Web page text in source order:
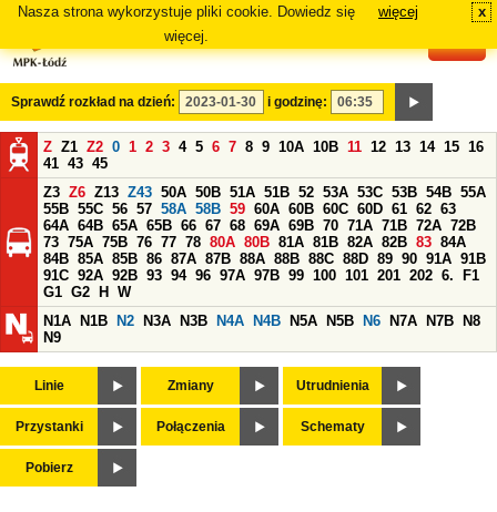
Nasza strona wykorzystuje pliki cookie. Dowiedz się
więcej.
więcej x
Sprawdź rozkład na dzień: i godzinę:
Z Z1 Z2 0 1 2 3 4 5 6 7 8 9 10A 10B 11 12 13 14 15 16
41 43 45
Z3 Z6 Z13 Z43 50A 50B 51A 51B 52 53A 53C 53B 54B 55A
55B 55C 56 57 58A 58B 59 60A 60B 60C 60D 61 62 63
64A 64B 65A 65B 66 67 68 69A 69B 70 71A 71B 72A 72B
73 75A 75B 76 77 78 80A 80B 81A 81B 82A 82B 83 84A
84B 85A 85B 86 87A 87B 88A 88B 88C 88D 89 90 91A 91B
91C 92A 92B 93 94 96 97A 97B 99 100 101 201 202 6.
F1
G1 G2 H
W
N1A
N1B N2 N3A N3B N4A N4B N5A N5B N6 N7A N7B
N8
N9
Linie Zmiany Utrudnienia
Przystanki Połączenia Schematy
Pobierz